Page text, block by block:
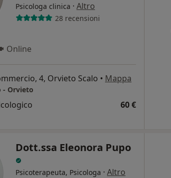
Psicologa clinica · Altro
28 recensioni
Online
4, Orvieto Scalo • Mappa
- Orvieto
60 €
Dott.ssa Eleonora Pupo
Psicoterapeuta, Psicologa · Altro